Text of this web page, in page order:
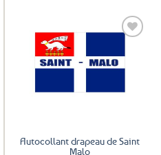
Ajouter
Autocollant drapeau de Saint
Malo